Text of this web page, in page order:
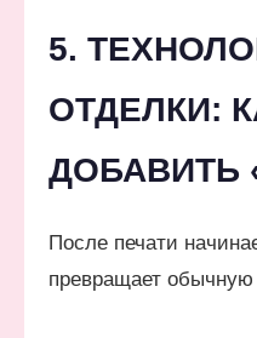
5.
ОТДЕЛКИ:
ДОБАВИТЬ
После печати
превращает обычную